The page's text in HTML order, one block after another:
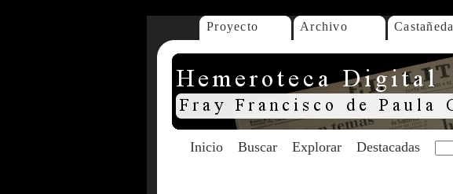
Proyecto Archivo Castañeda
Inicio Buscar Explorar Destacadas